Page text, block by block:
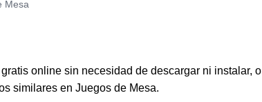
Mesa
online sin necesidad de descargar ni instalar, o
similares en Juegos de Mesa.